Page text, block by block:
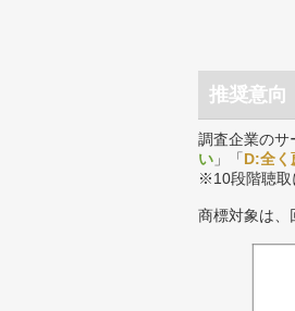
推奨意向
調査企業のサ
い 」「D:全く
※10段階聴取
商標対象は、